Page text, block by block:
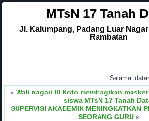
MTsN 17 Tanah
Jl. Kalumpang, Padang Luar
Rambatan
Selamat datang di
« Wali nagari III Koto membagikan
siswa MTsN 17 Tanah
SUPERVISI AKADEMIK MENINGKATKAN
SEORANG GURU»